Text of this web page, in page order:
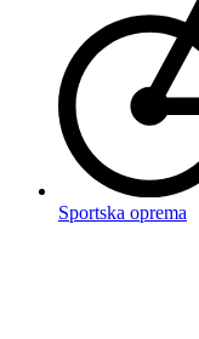
Sportska oprema